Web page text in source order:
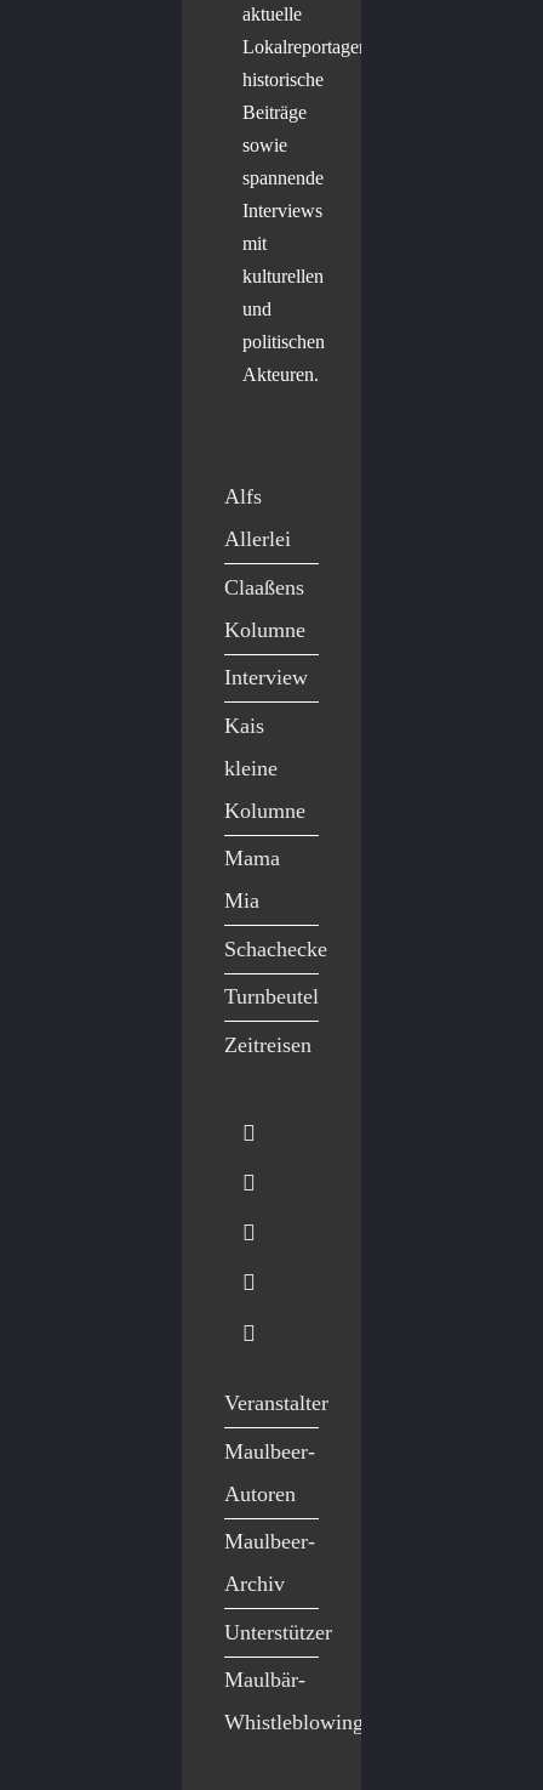
aktuelle
Lokalreportagen,
historische
Beiträge
sowie
spannende
Interviews
mit
kulturellen
und
politischen
Akteuren.
Alfs
Allerlei
Claaßens
Kolumne
Interview
Kais
kleine
Kolumne
Mama
Mia
Schachecke
Turnbeutel
Zeitreisen
Veranstalter
Maulbeer-
Autoren
Maulbeer-
Archiv
Unterstützer
Maulbär-
Whistleblowing